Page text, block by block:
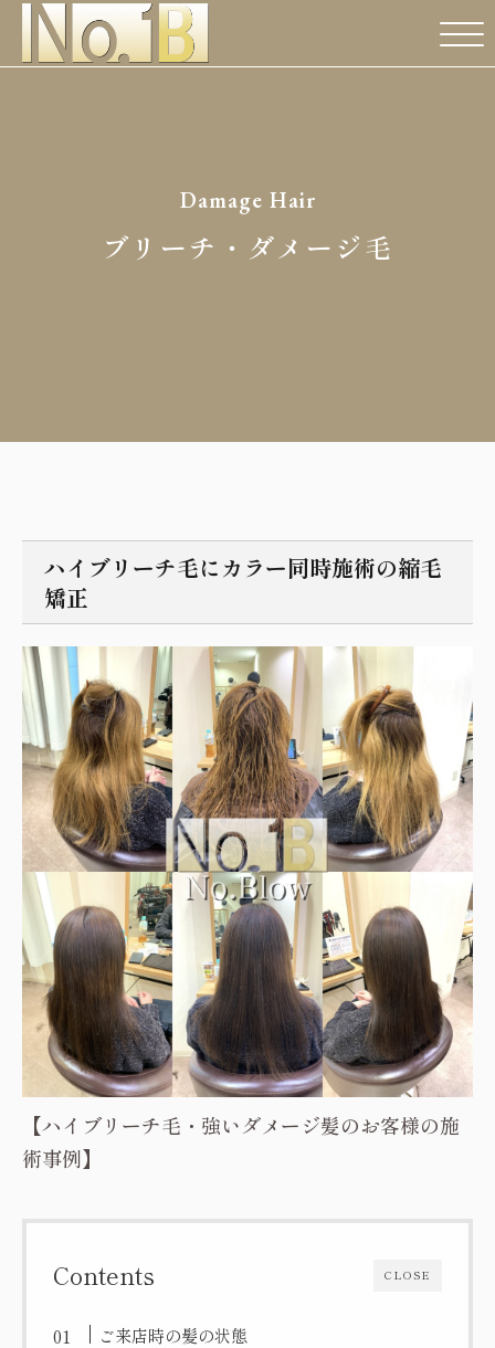
Damage Hair
ブリーチ・ダメージ毛
ハイブリーチ毛にカラー同時施術の縮毛
矯正
【ハイブリーチ毛・強いダメージ髪のお客様の施
術事例】
CLOSE
Contents
ご来店時の髪の状態